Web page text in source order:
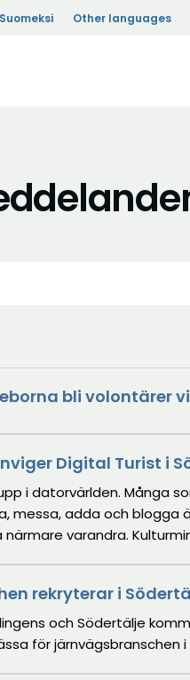
Suomeksi Other languages
bli volontärer
Digital Turist i
i datorvärlden. Många
adda och blogga
Lena Adelsohn Liljeroth inviger
rekryterar i
och Södertälje
för järnvägsbranschen